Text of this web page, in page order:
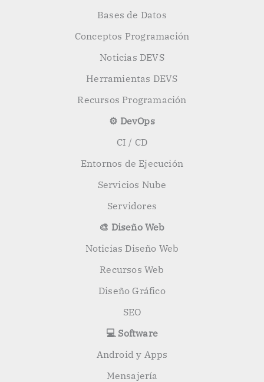
Bases de Datos
Conceptos Programación
Noticias DEVS
Herramientas DEVS
Recursos Programación
⚙️ DevOps
CI / CD
Entornos de Ejecución
Servicios Nube
Servidores
🎨 Diseño Web
Noticias Diseño Web
Recursos Web
Diseño Gráfico
SEO
💻 Software
Android y Apps
Mensajería